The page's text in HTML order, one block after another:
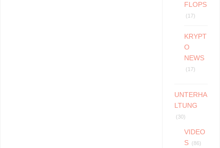
FLOPS
(17)
KRYPT
O
NEWS
(17)
UNTERHA
LTUNG
(30)
VIDEO
S
(86)